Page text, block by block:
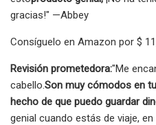
gracias!" —Abbey
Consíguelo en Amazon por $
Revisión prometedora:"Me
cabello.Son muy cómodos en
hecho de que puedo guardar
genial cuando estás de viaje,